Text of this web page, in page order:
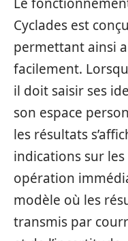
Cyclades est
permettant ainsi
facilement.
il doit saisir ses
son espace
les résultats
indications sur
opération
modèle où les
transmis par